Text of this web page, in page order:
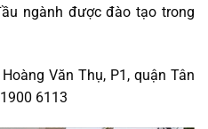
ngành được đào tạo trong
Văn Thụ, P1, quận Tân
6113